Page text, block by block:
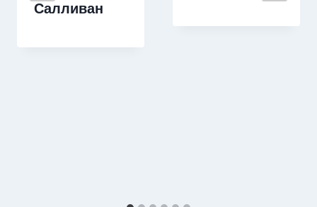
Салливан